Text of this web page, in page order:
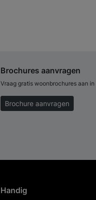
Brochures aanvragen
Vraag gratis woonbrochures aan
Brochure aanvragen
Handig